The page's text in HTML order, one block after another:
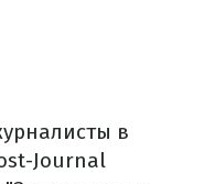
в
Journal